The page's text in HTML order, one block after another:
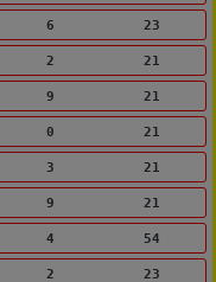
6 23
2 21
9 21
0 21
3 21
9 21
4 54
2 23